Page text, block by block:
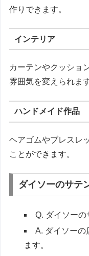
作りできます。
インテリア
カーテンやクッショ
雰囲気を変えられます
ハンドメイド作品
ヘアゴムやブレスレ
ことができます。
ダイソーのサテ
Q. ダイソー
A. ダイソーの
ます。